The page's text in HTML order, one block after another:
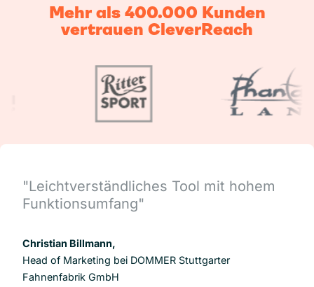
Mehr als 400.000 Kunden
vertrauen CleverReach
"Leichtverständliches Tool mit hohem
Funktionsumfang"
Christian Billmann,
Head of Marketing bei DOMMER Stuttgarter
Fahnenfabrik GmbH